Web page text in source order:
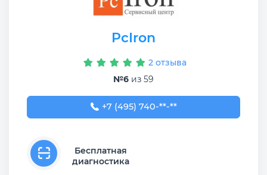
PcIron
2 отзыва
№6 из 59
+7 (495) 740-37-43
+7 (495) 740-**-**
Бесплатная
диагностика